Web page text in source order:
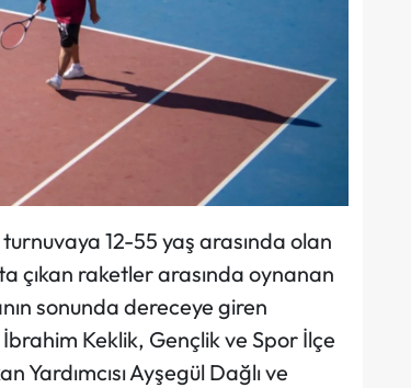
turnuvaya 12-55 yaş arasında olan
çıkan raketler arasında oynanan
sonunda dereceye giren
Keklik, Gençlik ve Spor İlçe
Ayşegül Dağlı ve